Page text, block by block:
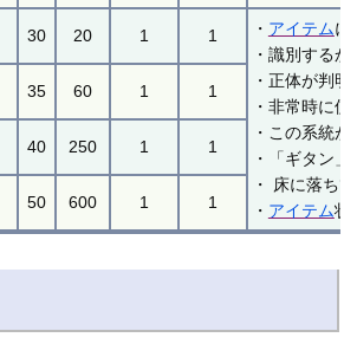
30 20 1 1 ・ アイテム
・識別す
・正体が
・非常時
・この系統
・「ギタ
・ 床に落
・ アイテム
35 60 1 1
40 250 1 1
50 600 1 1